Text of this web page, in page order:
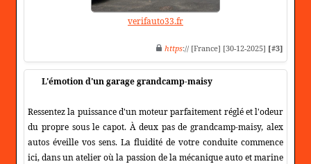
verifauto33.fr
https:// [France] [30-12-2025] [#3]
L'émotion d'un garage grandcamp-maisy
Ressentez la puissance d'un moteur parfaitement réglé et l'odeur
du propre sous le capot. À deux pas de grandcamp-maisy, alex
autos éveille vos sens. La fluidité de votre conduite commence
ici, dans un atelier où la passion de la mécanique auto et marine